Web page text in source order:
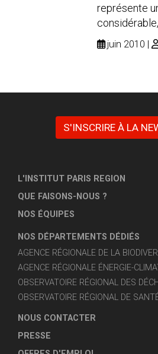
représente
considérable,
juin 2010
S'INSCRIRE À LA
L'INSTITUT PARIS REGION
QUE FAISONS-NOUS ?
NOS ÉQUIPES
NOS DÉPARTEMENTS DÉDIÉS
AGENCE RÉGIONALE DE LA
AGENCE RÉGIONALE ÉNERGIE-
OBSERVATOIRE RÉGIONAL DES
OBSERVATOIRE RÉGIONAL DE
NOUS CONTACTER
PRESSE